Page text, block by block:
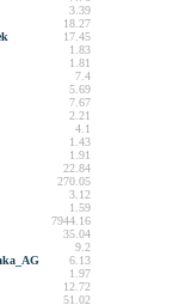
3.39
18.27
17.45
1.83
1.81
7.4
5.69
7.67
2.21
4.1
1.43
1.91
22.84
270.05
3.12
1.59
7944.16
35.04
9.2
6.13
1.97
12.72
51.02